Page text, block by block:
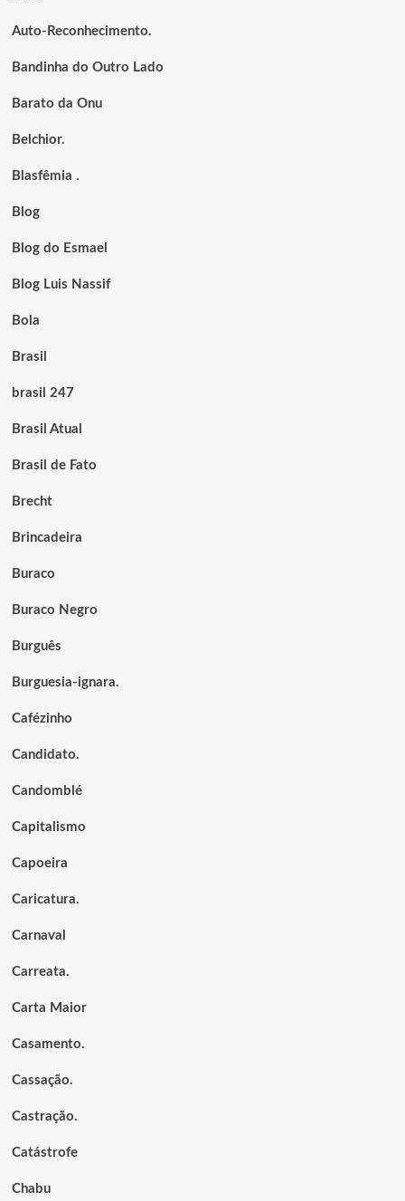
Auto-Reconhecimento.
Bandinha do Outro Lado
Barato da Onu
Belchior.
Blasfêmia .
Blog
Blog do Esmael
Blog Luis Nassif
Bola
Brasil
brasil 247
Brasil Atual
Brasil de Fato
Brecht
Brincadeira
Buraco
Buraco Negro
Burguês
Burguesia-ignara.
Cafézinho
Candidato.
Candomblé
Capitalismo
Capoeira
Caricatura.
Carnaval
Carreata.
Carta Maior
Casamento.
Cassação.
Castração.
Catástrofe
Chabu